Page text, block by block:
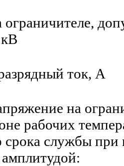
ток, А
на
рабочих
срока службы